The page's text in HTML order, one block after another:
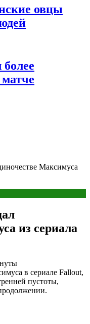
овцы
Максимуса
из сериала
в сериале Fallout,
пустоты,